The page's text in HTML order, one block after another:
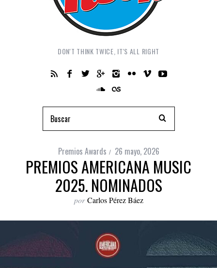
DON'T THINK TWICE, IT'S ALL RIGHT
Premios Awards 26 mayo, 2026
PREMIOS AMERICANA MUSIC
2025. NOMINADOS
por Carlos Pérez Báez